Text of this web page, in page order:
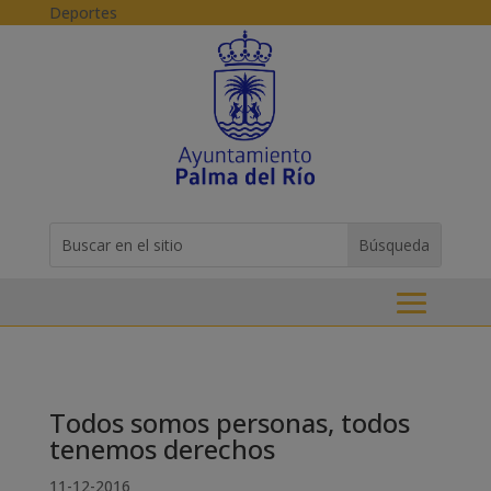
Skip to content
Deportes
for...
Todos somos personas, todos
tenemos derechos
11-12-2016